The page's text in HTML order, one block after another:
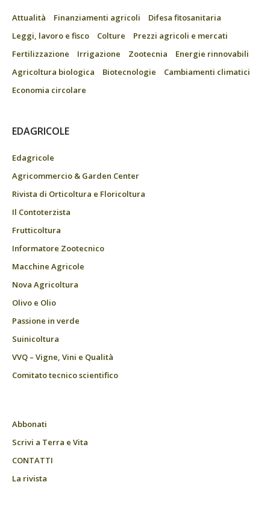
Attualità Finanziamenti agricoli
Difesa fitosanitaria
Leggi, lavoro e fisco
Colture
Prezzi agricoli e mercati
Fertilizzazione
Irrigazione Zootecnia
Energie rinnovabili
Agricoltura biologica
Biotecnologie
Cambiamenti climatici
Economia circolare
EDAGRICOLE
Edagricole
Agricommercio & Garden Center
Rivista di Orticoltura e Floricoltura
Il Contoterzista
Frutticoltura
Informatore Zootecnico
Macchine Agricole
Nova Agricoltura
Olivo e Olio
Passione in verde
Suinicoltura
VVQ – Vigne, Vini e Qualità
Comitato tecnico scientifico
Abbonati
Scrivi a Terra e Vita
CONTATTI
La rivista